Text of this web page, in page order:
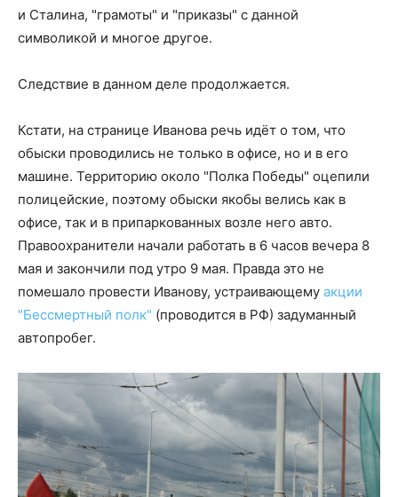
и Сталина, "грамоты" и "приказы" с данной
символикой и многое другое.
Следствие в данном деле продолжается.
Кстати, на странице Иванова речь идёт о том, что
обыски проводились не только в офисе, но и в его
машине. Территорию около "Полка Победы" оцепили
полицейские, поэтому обыски якобы велись как в
офисе, так и в припаркованных возле него авто.
Правоохранители начали работать в 6 часов вечера 8
мая и закончили под утро 9 мая. Правда это не
помешало провести Иванову, устраивающему акции
"Бессмертный полк" (проводится в РФ) задуманный
автопробег.